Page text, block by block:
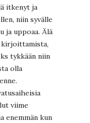
itkenyt ja
niin syvälle
ja uppoaa. Älä
tykkään niin
olla
viime
enemmän kun